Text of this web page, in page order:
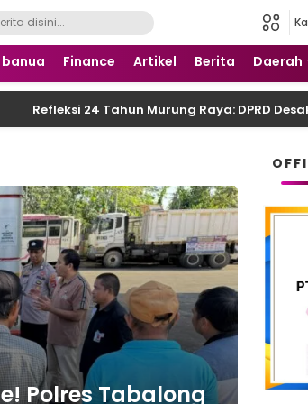
Finance Artikel Berita Daerah
Refleksi 24 Tahun Murung Raya: DPRD Desak
Polres Tabalong